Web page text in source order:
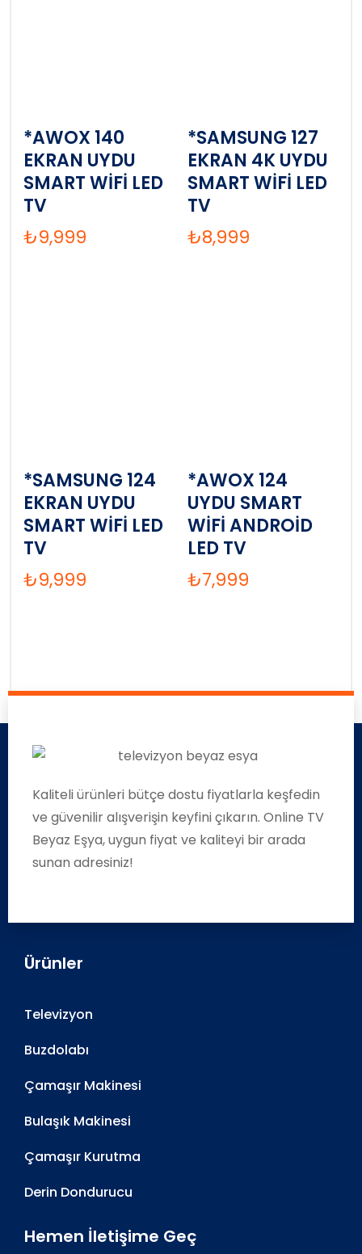
*AWOX 140
EKRAN UYDU
SMART WİFİ LED
TV
₺9,999
*SAMSUNG 127
EKRAN 4K UYDU
SMART WİFİ LED
TV
₺8,999
*SAMSUNG 124
EKRAN UYDU
SMART WİFİ LED
TV
₺9,999
*AWOX 124
UYDU SMART
WİFİ ANDROİD
LED TV
₺7,999
Kaliteli ürünleri bütçe dostu fiyatlarla keşfedin
ve güvenilir alışverişin keyfini çıkarın. Online TV
Beyaz Eşya, uygun fiyat ve kaliteyi bir arada
sunan adresiniz!
Ürünler
Televizyon
Buzdolabı
Çamaşır Makinesi
Bulaşık Makinesi
Çamaşır Kurutma
Derin Dondurucu
Hemen İletişime Geç